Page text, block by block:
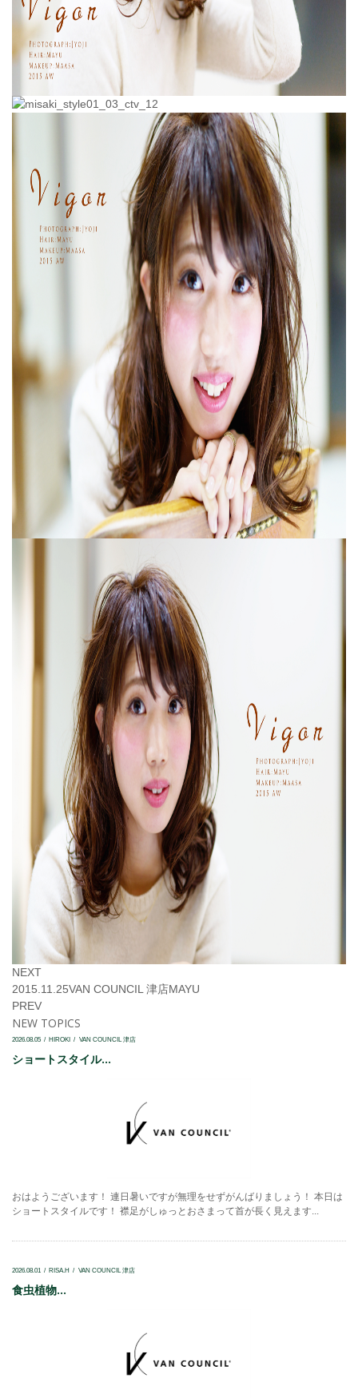
NEXT
2015.11.25VAN COUNCIL 津店MAYU
PREV
NEW TOPICS
2026.08.05 HIROKI VAN COUNCIL 津店
ショートスタイル...
おはようございます！ 連日暑いですが無理をせずがんばりましょう！ 本日は
ショートスタイルです！ 襟足がしゅっとおさまって首が長く見えます...
2026.08.01 RISA.H VAN COUNCIL 津店
食虫植物...